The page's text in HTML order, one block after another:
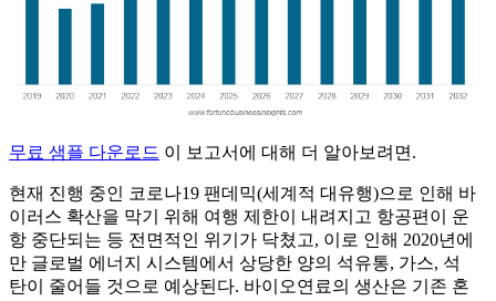
무료 샘플 다운로드 이 보고서에 대해 더 알아보려면.
현재 진행 중인 코로나19 팬데믹(세계적 대유행)으로 인해 바
이러스 확산을 막기 위해 여행 제한이 내려지고 항공편이 운
항 중단되는 등 전면적인 위기가 닥쳤고, 이로 인해 2020년에
만 글로벌 에너지 시스템에서 상당한 양의 석유통, 가스, 석
탄이 줄어들 것으로 예상된다. 바이오연료의 생산은 기존 혼